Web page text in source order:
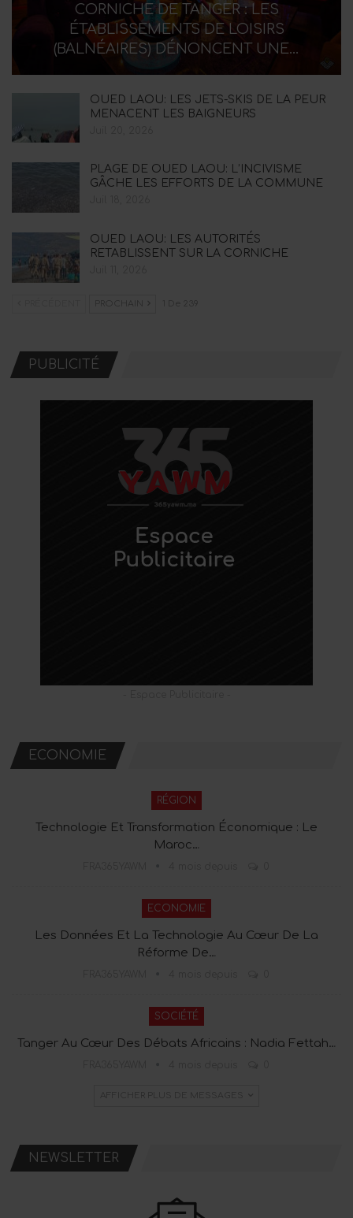
CORNICHE DE TANGER : LES
ÉTABLISSEMENTS DE LOISIRS
(BALNÉAIRES) DÉNONCENT UNE…
OUED LAOU: LES JETS-SKIS DE LA PEUR
MENACENT LES BAIGNEURS
PLAGE DE OUED LAOU: L’INCIVISME
GÂCHE LES EFFORTS DE LA COMMUNE
OUED LAOU: LES AUTORITÉS
RETABLISSENT SUR LA CORNICHE
PROCHAIN 1 De 239
PUBLICITÉ
ECONOMIE
RÉGION
Technologie Et Transformation Économique : Le
Maroc…
ECONOMIE
Les Données Et La Technologie Au Cœur De La
Réforme De…
SOCIÉTÉ
Tanger Au Cœur Des Débats Africains : Nadia Fettah…
AFFICHER PLUS DE MESSAGES
NEWSLETTER